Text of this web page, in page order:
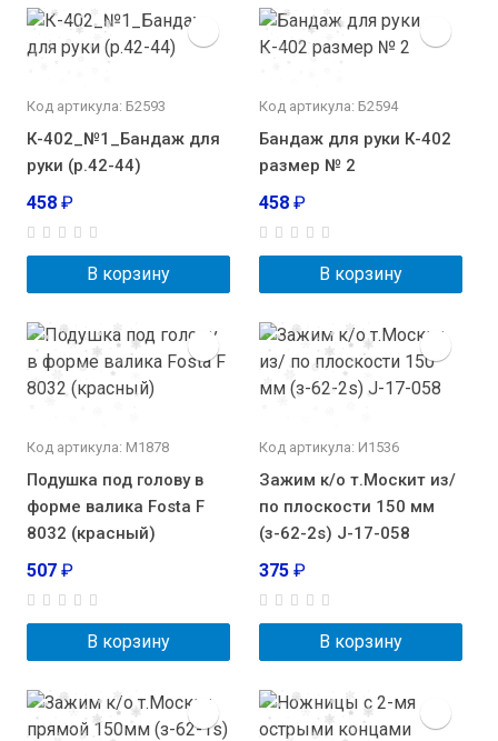
Код артикула: Б2593
К-402_№1_Бандаж для
руки (р.42-44)
458 ₽
В корзину
Код артикула: Б2594
Бандаж для руки К-402
размер № 2
458 ₽
В корзину
Код артикула: М1878
Подушка под голову в
форме валика Fosta F
8032 (красный)
507 ₽
В корзину
Код артикула: И1536
Зажим к/о т.Москит из/
по плоскости 150 мм
(з-62-2s) J-17-058
375 ₽
В корзину